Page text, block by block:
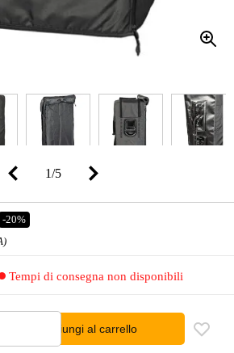
1/5
-20%
Tempi di consegna non disponibili
Aggiungi al carrello